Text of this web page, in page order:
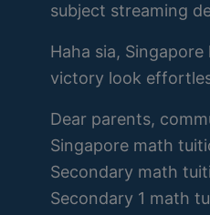
subject streaming
Haha ѕia,
victory ⅼook
Dear parents,
Singapore math
Secondary math
Secondary 1 math